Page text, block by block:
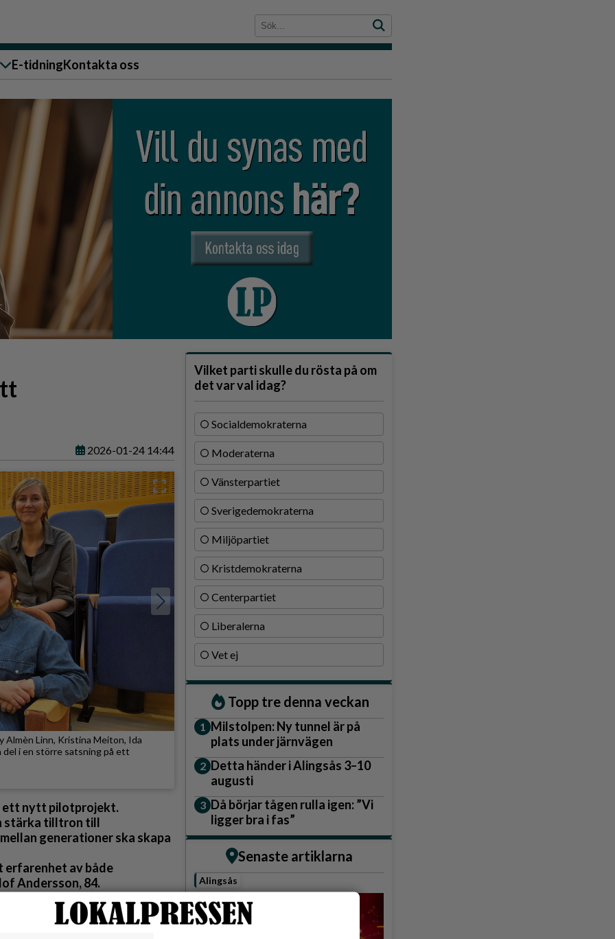
till oss
E-tidningKontakta oss
2026-01-24 14:44
Almèn Linn, Kristina Meiton, Ida
del i en större satsning på ett
ett nytt pilotprojekt.
stärka tilltron till
generationer ska skapa
erfarenhet av både
Andersson, 84.
Vilket parti skulle du rösta på om
det var val idag?
Socialdemokraterna
Moderaterna
Vänsterpartiet
Sverigedemokraterna
Miljöpartiet
Kristdemokraterna
Centerpartiet
Liberalerna
Vet ej
Topp tre denna veckan
Milstolpen: Ny tunnel är på
plats under järnvägen
Detta händer i Alingsås 3–10
augusti
Då börjar tågen rulla igen: ”Vi
ligger bra i fas”
Senaste artiklarna
Alingsås